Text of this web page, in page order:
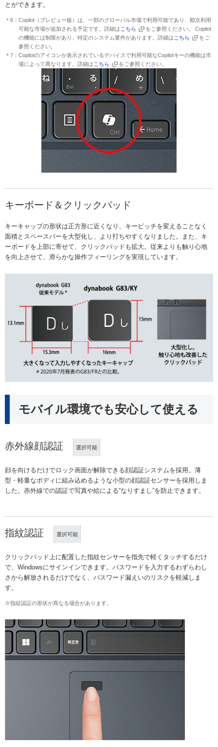
とができます。
＊6：Copilot（プレビュー版）は、一部のグローバル市場で利用可能であり、順次利用
可能な市場が追加される予定です。詳細は こちら
をご参照ください。 Copilot
の機能には制限があり、特定のシステム要件があります。詳細は こちら
をご
参照ください。
＊7：Copilotのアイコンが表示されているデバイスで利用可能なCopilotキーの機能は市
場によって異なります。詳細は こちら をご参照ください。
キーボード＆クリックパッド
キーキャップの形状は正方形に近くなり、キーピッチを変えることなく
面積とスペースバーを大型化し、より打ちやすくなりました。また、キ
ーボードを上部に寄せて、クリックパッドも拡大。従来よりも触り心地
を向上させて、滑らかな操作フィーリングを実現しています。
モバイル環境でも安心して使える
赤外線顔認証 選択可能
顔を向けるだけでロック画面が解除できる顔認証システムを採用。薄
型・軽量なボディに組み込めるような小型の顔認証センサーを採用しま
した。赤外線での認証で写真や絵による“なりすまし”を防止できます。
指紋認証 選択可能
クリックパッド上に配置した指紋センサーを指先で軽くタッチするだけ
で、Windowsにサインインできます。パスワードを入力するわずらわし
さから解放されるだけでなく、パスワード漏えいのリスクを軽減しま
す。
※指紋認証の形状が異なる場合があります。